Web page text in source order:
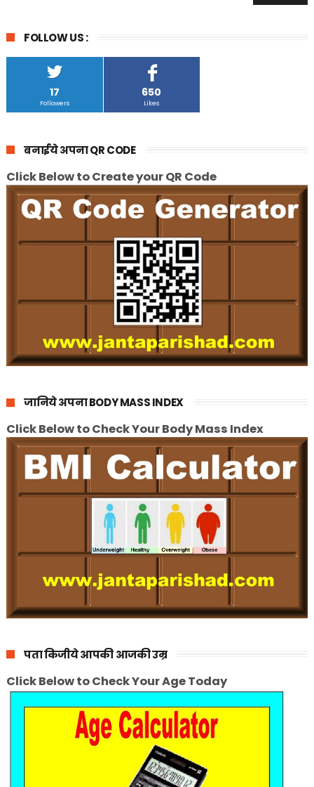
FOLLOW US :
17
Followers
650
Likes
बनाईये अपना QR CODE
Click Below to Create your QR Code
जानिये अपना BODY MASS INDEX
Click Below to Check Your Body Mass Index
पता किजीये आपकी आजकी उम्र
Click Below to Check Your Age Today